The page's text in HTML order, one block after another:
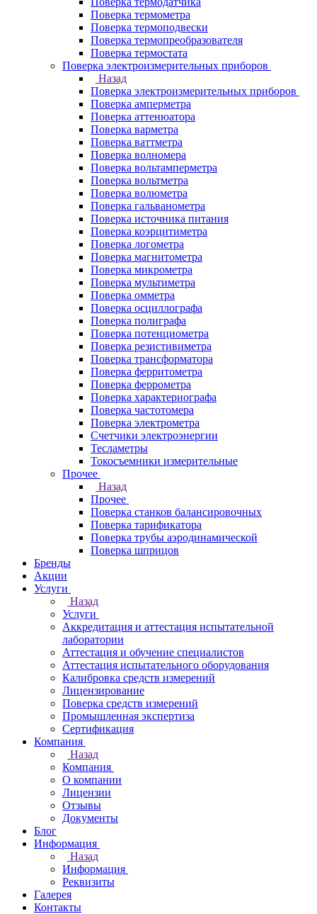
Поверка термометра
Поверка термоподвески
Поверка термопреобразователя
Поверка термостата
Поверка электроизмерительных приборов
Назад
Поверка электроизмерительных приборов
Поверка амперметра
Поверка аттенюатора
Поверка варметра
Поверка ваттметра
Поверка волномера
Поверка вольтамперметра
Поверка вольтметра
Поверка волюметра
Поверка гальванометра
Поверка источника питания
Поверка коэрцитиметра
Поверка логометра
Поверка магнитометра
Поверка микрометра
Поверка мультиметра
Поверка омметра
Поверка осциллографа
Поверка полиграфа
Поверка потенциометра
Поверка резистивиметра
Поверка трансформатора
Поверка ферритометра
Поверка феррометра
Поверка характериографа
Поверка частотомера
Поверка электрометра
Счетчики электроэнергии
Тесламетры
Токосъемники измерительные
Прочее
Назад
Прочее
Поверка станков балансировочных
Поверка тарификатора
Поверка трубы аэродинамической
Поверка шприцов
Бренды
Акции
Услуги
Назад
Услуги
Аккредитация и аттестация испытательной
лаборатории
Аттестация и обучение специалистов
Аттестация испытательного оборудования
Калибровка средств измерений
Лицензирование
Поверка средств измерений
Промышленная экспертиза
Сертификация
Компания
Назад
Компания
О компании
Лицензии
Отзывы
Документы
Блог
Информация
Назад
Информация
Реквизиты
Галерея
Контакты